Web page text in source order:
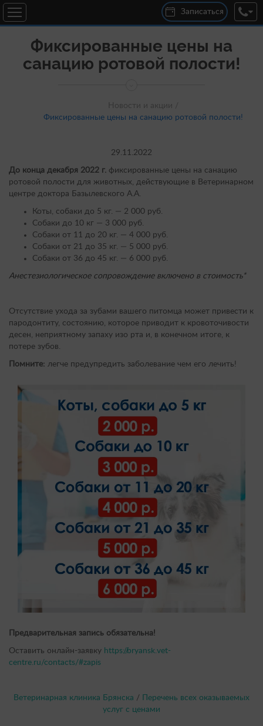
Записаться
Фиксированные цены на
санацию ротовой полости!
Новости и акции /
Фиксированные цены на санацию ротовой полости!
29.11.2022
До конца декабря 2022 г. фиксированные цены на санацию
ротовой полости для животных, действующие в Ветеринарном
центре доктора Базылевского А.А.
Коты, собаки до 5 кг. — 2 000 руб.
Собаки до 10 кг — 3 000 руб.
Собаки от 11 до 20 кг. — 4 000 руб.
Собаки от 21 до 35 кг. — 5 000 руб.
Собаки от 36 до 45 кг. — 6 000 руб.
Анестезиологическое сопровождение включено в стоимость*
Отсутствие ухода за зубами вашего питомца может привести к
пародонтиту, состоянию, которое приводит к кровоточивости
десен, неприятному запаху изо рта и, в конечном итоге, к
потере зубов.
Помните: легче предупредить заболевание чем его лечить!
Предварительная запись обязательна!
Оставить онлайн-заявку https://bryansk.vet-
centre.ru/contacts/#zapis
Ветеринарная клиника Брянска /
Перечень всех оказываемых
услуг с ценами